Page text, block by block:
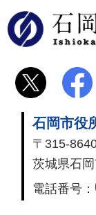
石岡市役
〒315-
茨城県石
電話番号：